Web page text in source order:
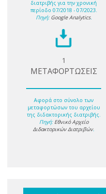
διατριβής για την χρονική
περίοδο 07/2018 - 07/2023.
Πηγή: Google Analytics.
1
ΜΕΤΑΦΟΡΤΩΣΕΙΣ
Αφορά στο σύνολο των
μεταφορτώσων του αρχείου
της διδακτορικής διατριβής.
Πηγή: Εθνικό Αρχείο
Διδακτορικών Διατριβών.